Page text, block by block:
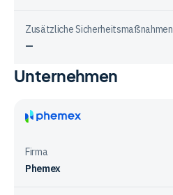
Zusätzliche Sicherheitsmaßnahmen
—
Vergleichstabelle
Sicherheit
bei
Anbietern
Unternehmen
Firma
Phemex